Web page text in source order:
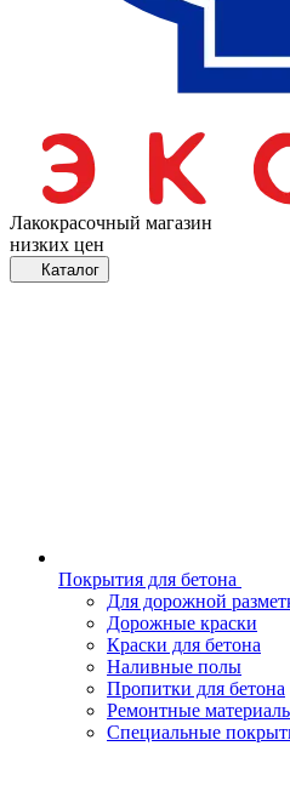
Лакокрасочный магазин
низких цен
Каталог
Покрытия для бетона
Для дорожной
Дорожные краски
Краски для бетона
Наливные полы
Пропитки для бетона
Ремонтные
Специальные